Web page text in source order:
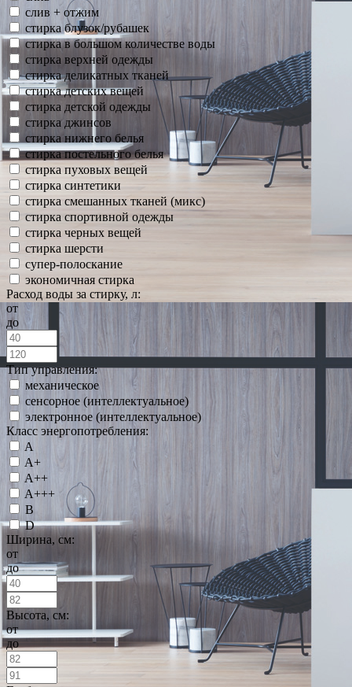
слив + отжим
стирка блузок/рубашек
стирка в большом количестве воды
стирка верхней одежды
стирка деликатных тканей
стирка детских вещей
стирка детской одежды
стирка джинсов
стирка нижнего белья
стирка постельного белья
стирка пуховых вещей
стирка синтетики
стирка смешанных тканей (микс)
стирка спортивной одежды
стирка черных вещей
стирка шерсти
супер-полоскание
экономичная стирка
Расход воды за стирку, л:
от
до
Тип управления:
механическое
сенсорное (интеллектуальное)
электронное (интеллектуальное)
Класс энергопотребления:
A
A+
A++
A+++
B
D
Ширина, см:
от
до
Высота, см:
от
до